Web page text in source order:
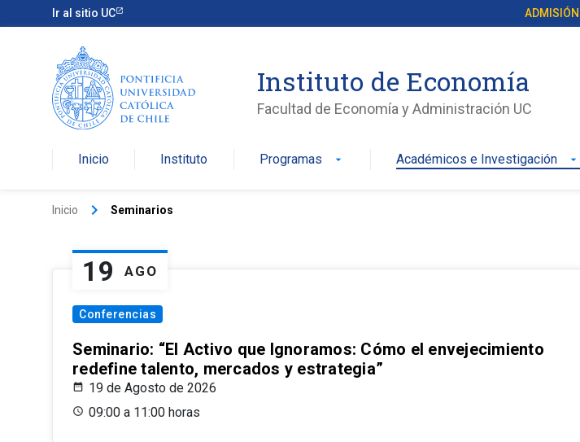
Ir al sitio UC ADMISIÓN
Instituto de Economía
Facultad de Economía y Administración UC
Inicio Instituto Programas arrow_drop_down Académicos e Investigación arrow_drop_down
Inicio keyboard_arrow_right Seminarios
19 AGO
Conferencias
Seminario: “El Activo que Ignoramos: Cómo el envejecimiento
redefine talento, mercados y estrategia”
19 de Agosto de 2026
09:00 a 11:00 horas